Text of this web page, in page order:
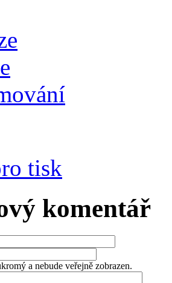
tisk
komentář
a nebude veřejně zobrazen.